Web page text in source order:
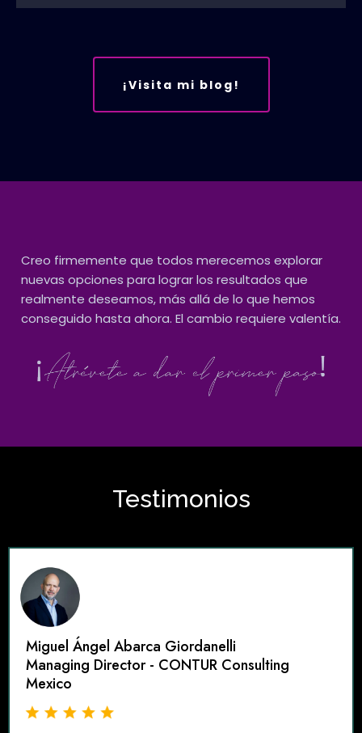
¡Visita mi blog!
Creo firmemente que todos merecemos explorar
nuevas opciones para lograr los resultados que
realmente deseamos, más allá de lo que hemos
conseguido hasta ahora. El cambio requiere valentía.
Testimonios
Miguel Ángel Abarca Giordanelli
Managing Director - CONTUR Consulting
Mexico